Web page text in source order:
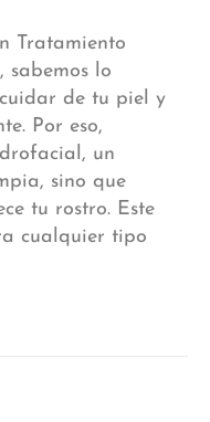
Tratamiento
sabemos lo
de tu piel y
Por eso,
un
sino que
tu rostro. Este
cualquier tipo